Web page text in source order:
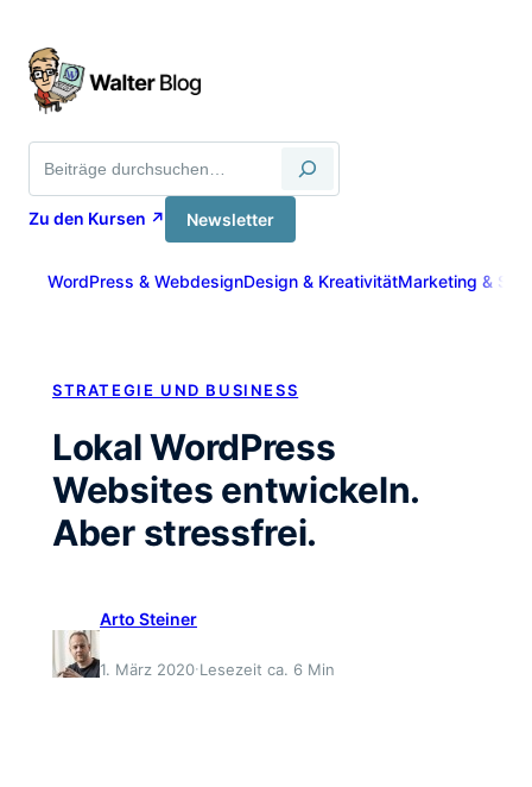
Inhalt
springen
Zu den Kursen ↗ Newsletter
WordPress & WebdesignDesign & KreativitätMarketing &
STRATEGIE UND BUSINESS
Lokal WordPress
Websites entwickeln.
Aber stressfrei.
Arto Steiner
1. März 2020·Lesezeit ca. 6 Min